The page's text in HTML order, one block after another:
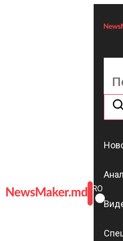
ROMÂNĂ
RU